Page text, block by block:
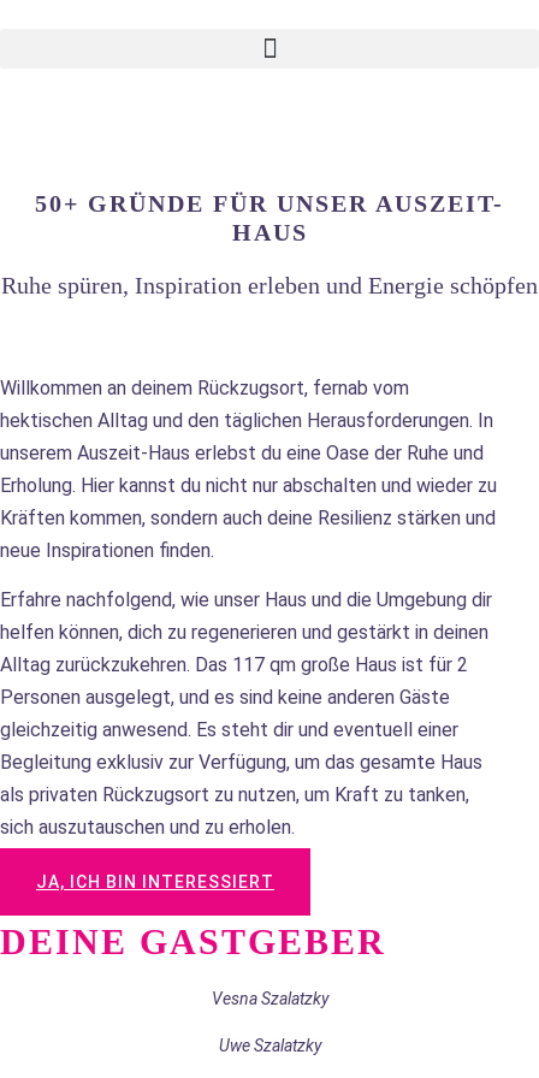
50+ GRÜNDE FÜR UNSER AUSZEIT-
HAUS
Ruhe spüren, Inspiration erleben und Energie schöpfen
Willkommen an deinem Rückzugsort, fernab vom
hektischen Alltag und den täglichen Herausforderungen. In
unserem Auszeit-Haus erlebst du eine Oase der Ruhe und
Erholung. Hier kannst du nicht nur abschalten und wieder zu
Kräften kommen, sondern auch deine Resilienz stärken und
neue Inspirationen finden.
Erfahre nachfolgend, wie unser Haus und die Umgebung dir
helfen können, dich zu regenerieren und gestärkt in deinen
Alltag zurückzukehren. Das 117 qm große Haus ist für 2
Personen ausgelegt, und es sind keine anderen Gäste
gleichzeitig anwesend. Es steht dir und eventuell einer
Begleitung exklusiv zur Verfügung, um das gesamte Haus
als privaten Rückzugsort zu nutzen, um Kraft zu tanken,
sich auszutauschen und zu erholen.
JA, ICH BIN INTERESSIERT
DEINE GASTGEBER
Vesna Szalatzky
Uwe Szalatzky